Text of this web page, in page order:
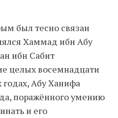
был тесно связан
Хаммад ибн Абу
ибн Сабит
целых восемнадцати
годах, Абу Ханифа
поражённого умению
и его